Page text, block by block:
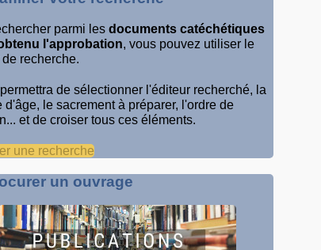
parmi lesdocuments catéchétiques
l'approbation, vous pouvez utiliser le
de recherche.
permettra de sélectionner l'éditeur recherché, la
d'âge, le sacrement à préparer, l'ordre de
et de croiser tous ces éléments.
une recherche
un ouvrage